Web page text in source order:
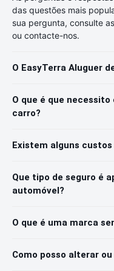
das questões mais
sua pergunta, consulte
ou contacte-nos.
O EasyTerra Aluguer
O que é que
carro?
Existem alguns
Que tipo de seguro é
automóvel?
O que é uma marca
Como posso alterar